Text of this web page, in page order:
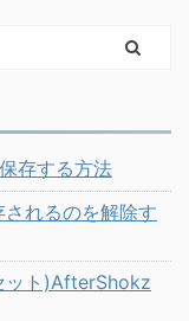
存する方法
れるのを解除す
ット)AfterShokz